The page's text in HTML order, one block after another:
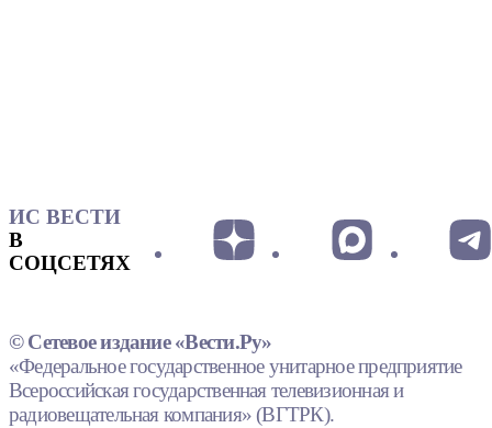
ИС ВЕСТИ
В
СОЦСЕТЯХ
© Сетевое издание «Вести.Ру»
«Федеральное государственное унитарное предприятие
Всероссийская государственная телевизионная и
радиовещательная компания» (ВГТРК).